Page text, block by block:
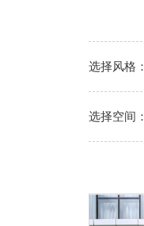
选择风格：
选择空间：